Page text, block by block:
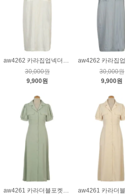
aw4262 카라집업넥더블포켓반소매원피스_크림
30,000원
9,900원
30,000원
9,900원
aw4261 카라더블포켓버튼원피스_카키